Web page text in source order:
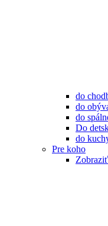
do
do
do
Do
do
Pre koho